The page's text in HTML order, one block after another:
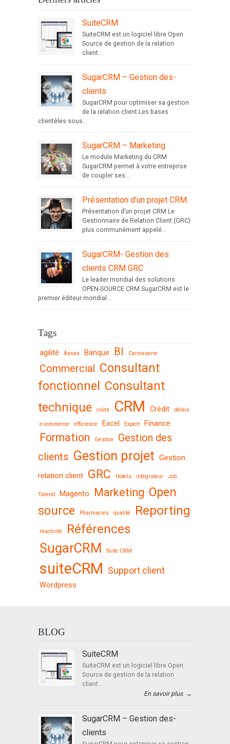
SuiteCRM
SuiteCRM est un logiciel libre Open
Source de gestion de la relation
client...
SugarCRM – Gestion des-
clients
SugarCRM pour optimiser sa gestion
de la relation client Les bases
clientèles sous...
SugarCRM – Marketing
Le module Marketing du CRM
SugarCRM permet à votre entreprise
de coupler ses...
Présentation d’un projet CRM
Présentation d’un projet CRM Le
Gestionnaire de Relation Client (GRC)
plus communément appelé...
SugarCRM- Gestion des
clients CRM GRC
Le leader mondial des solutions
OPEN-SOURCE CRM SugarCRM est le
premier éditeur mondial...
Tags
agilité Assas Banque BI Carrosserie
Commercial
Consultant
fonctionnel Consultant
technique
coûts CRM Crédit délais
e-commerce efficience Excel Expert Finance
Formation Gestion
Gestion des
clients Gestion projet Gestion
relation client GRC Hotels intégrateur Job
Talend Magento Marketing Open
source
Pharmacies qualité Reporting
réactivité Références
SugarCRM Suite CRM
suiteCRM Support client
Wordpress
BLOG
SuiteCRM
SuiteCRM est un logiciel libre Open
Source de gestion de la relation
client...
En savoir plus →
SugarCRM – Gestion des-
clients